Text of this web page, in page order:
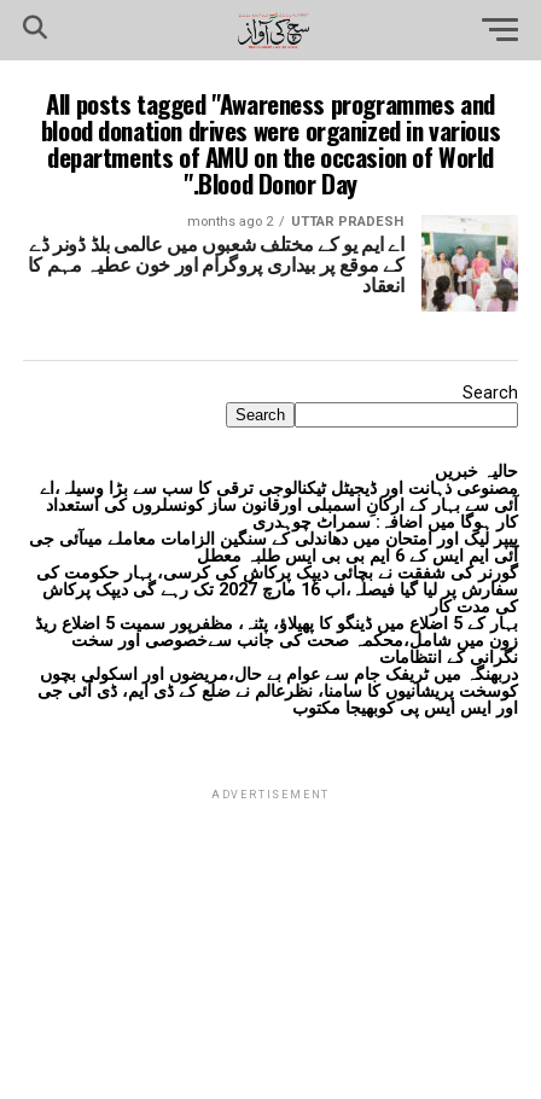
All posts tagged "Awareness programmes and
blood donation drives were organized in various
departments of AMU on the occasion of World
Blood Donor Day."
UTTAR PRADESH
2 months ago
اے ایم یو کے مختلف شعبوں میں عالمی بلڈ ڈونر ڈے
کے موقع پر بیداری پروگرام اور خون عطیہ مہم کا
انعقاد
Search
Search
حالیہ خبریں
مصنوعی ذہانت اور ڈیجیٹل ٹیکنالوجی ترقی کا سب سے بڑا وسیلہ،اے
آئی سے بہار کے ارکانِ اسمبلی اورقانون ساز کونسلروں کی استعداد
کار ہوگا میں اضافہ: سمراٹ چوہدری
پیپر لیک اور امتحان میں دھاندلی کے سنگین الزامات معاملے میںآئی جی
آئی ایم ایس کے 6 ایم بی بی ایس طلبہ معطل
گورنر کی شفقت نے بچائی دیپک پرکاش کی کرسی، بہار حکومت کی
سفارش پر لیا گیا فیصلہ،اب 16 مارچ 2027 تک رہے گی دیپک پرکاش
کی مدت کار
بہار کے 5 اضلاع میں ڈینگو کا پھیلاؤ، پٹنہ، مظفرپور سمیت 5 اضلاع ریڈ
زون میں شامل،محکمہ صحت کی جانب سےخصوصی اور سخت
نگرانی کے انتظامات
دربھنگہ میں ٹریفک جام سے عوام بے حال،مریضوں اور اسکولی بچوں
کوسخت پریشانیوں کا سامنا، نظرعالم نے ضلع کے ڈی ایم، ڈی آئی جی
اور ایس ایس پی کوبھیجا مکتوب
ADVERTISEMENT